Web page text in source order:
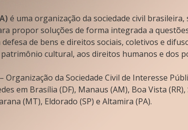
é uma organização da sociedade civil brasileira,
propor soluções de forma integrada a
de bens e direitos sociais, coletivos e
cultural, aos direitos humanos e dos
Organização da Sociedade Civil de Interesse
em Brasília (DF), Manaus (AM), Boa Vista (RR),
(MT), Eldorado (SP) e Altamira (PA).